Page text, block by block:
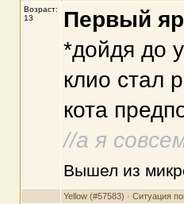
Возраст:
13
Первый
*дойдя до
клио стал
кота
//а я
Вышел из
Yellow(#57583) · Ситуация